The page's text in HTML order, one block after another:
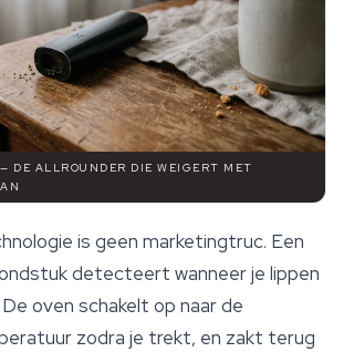
DE ALLROUNDER DIE WEIGERT MET
is geen marketingtruc. Een
detecteert wanneer je lippen
oven schakelt op naar de
zodra je trekt, en zakt terug